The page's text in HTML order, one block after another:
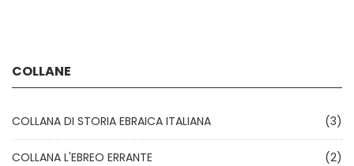
COLLANE
COLLANA DI STORIA EBRAICA ITALIANA (3)
COLLANA L'EBREO ERRANTE (2)